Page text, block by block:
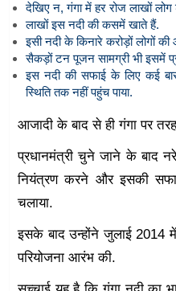
देखिए न, गंगा में हर रोज लाखों
लाखों इस नदी की कसमें खाते हैं.
इसी नदी के किनारे करोड़ों लोगों
सैकड़ों टन पूजन सामग्री भी इसमें
इस नदी की सफाई के लिए कई
स्थिति तक नहीं पहुंच पाया.
आजादी के बाद से ही गंगा पर
प्रधानमंत्री चुने जाने के बाद
नियंत्रण करने और इसकी
चलाया.
इसके बाद उन्होंने जुलाई
परियोजना आरंभ की.